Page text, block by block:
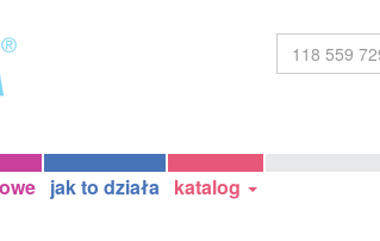
jak to działa katalog